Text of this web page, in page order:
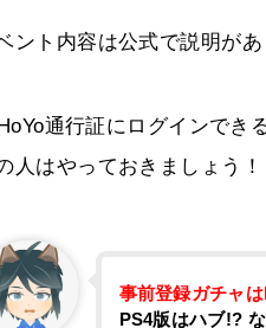
ント内容は公式で説明が
通行証にログインでき
人はやっておきましょう！
事前登録ガチャ
PS4版はハブ!?